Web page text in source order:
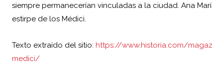
siempre permanecerían vinculadas a la ciudad. Ana
estirpe de los Médici.
Texto extraído del sitio: https://www.historia.com/
medici/